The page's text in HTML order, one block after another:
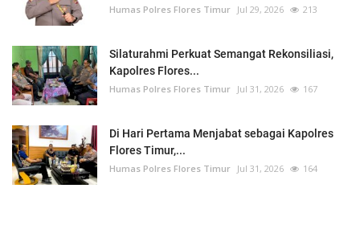
Humas Polres Flores Timur Jul 29, 2026 213
Silaturahmi Perkuat Semangat Rekonsiliasi,
Kapolres Flores...
Humas Polres Flores Timur Jul 31, 2026 167
Di Hari Pertama Menjabat sebagai Kapolres
Flores Timur,...
Humas Polres Flores Timur Jul 31, 2026 164